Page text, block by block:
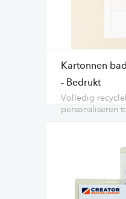
Kartonnen
- Bedrukt
Volledig
personaliseren